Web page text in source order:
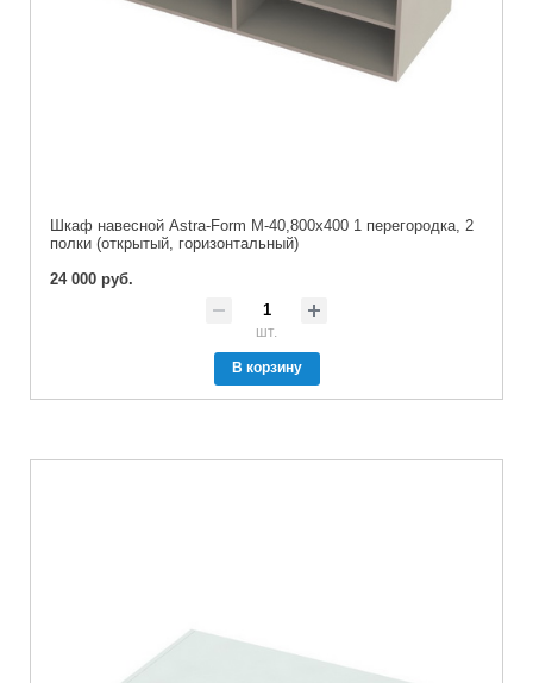
Шкаф навесной Astra-Form М-40,800x400 1 перегородка, 2
полки (открытый, горизонтальный)
24 000 руб.
шт.
В корзину